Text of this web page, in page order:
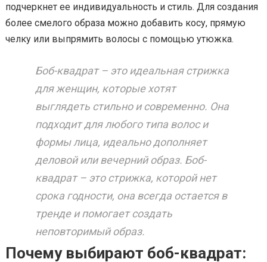
подчеркнет ее индивидуальность и стиль. Для создания
более смелого образа можно добавить косу, прямую
челку или выпрямить волосы с помощью утюжка.
Боб-квадрат – это идеальная стрижка
для женщин, которые хотят
выглядеть стильно и современно. Она
подходит для любого типа волос и
формы лица, идеально дополняет
деловой или вечерний образ. Боб-
квадрат – это стрижка, которой нет
срока годности, она всегда остается в
тренде и помогает создать
неповторимый образ.
Почему выбирают боб-квадрат: